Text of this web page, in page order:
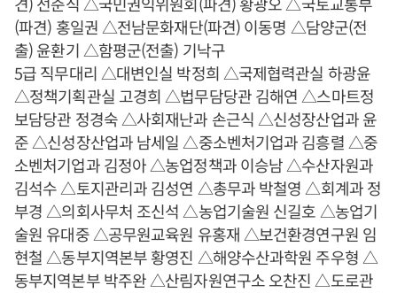
(파견) 홍일권 △전남문화재단(파견) 이동명 △담양군(전
출) 윤환기 △함평군(전출) 기낙구
5급 직무대리 △대변인실 박정희 △국제협력관실 하광윤
△정책기획관실 고경희 △법무담당관 김해연 △스마트정
보담당관 정경숙 △사회재난과 손근식 △신성장산업과 윤
준 △신성장산업과 남세일 △중소벤처기업과 김흥렬 △중
소벤처기업과 김정아 △농업정책과 이승남 △수산자원과
김석수 △토지관리과 김성연 △총무과 박철영 △회계과 정
부경 △의회사무처 조신석 △농업기술원 신길호 △농업기
술원 유대중 △공무원교육원 유홍재 △보건환경연구원 임
현철 △동부지역본부 황영진 △해양수산과학원 주우형 △
동부지역본부 박주완 △산림자원연구소 오찬진 △도로관